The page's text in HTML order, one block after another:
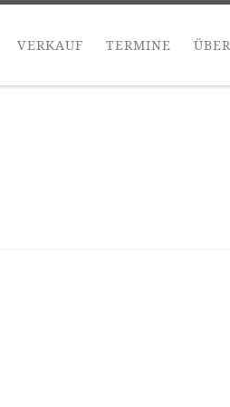
VERKAUF TERMINE